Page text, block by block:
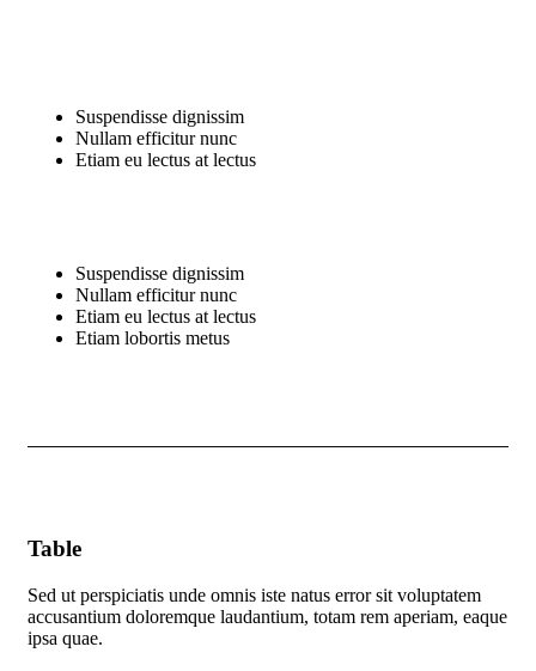
Suspendisse dignissim
Nullam efficitur nunc
Etiam eu lectus at lectus
Suspendisse dignissim
Nullam efficitur nunc
Etiam eu lectus at lectus
Etiam lobortis metus
Table
Sed ut perspiciatis unde omnis iste natus error sit voluptatem
accusantium doloremque laudantium, totam rem aperiam, eaque
ipsa quae.